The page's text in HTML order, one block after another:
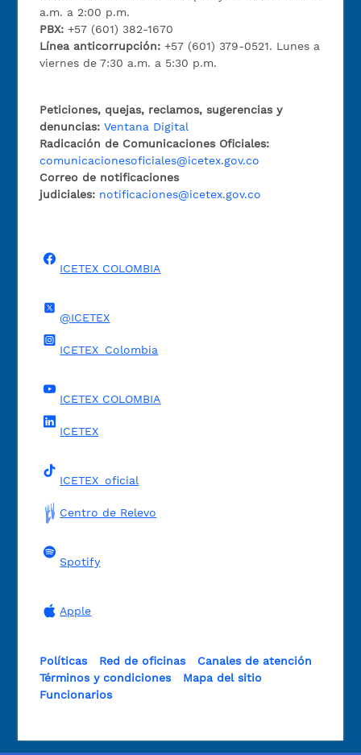
a.m. a 2:00 p.m.
PBX:+57 (601) 382-1670
Línea anticorrupción:+57 (601) 379-0521. Lunes a
viernes de 7:30 a.m. a 5:30 p.m.
Peticiones, quejas, reclamos, sugerencias y
denuncias: Ventana Digital
Radicación de Comunicaciones Oficiales:
comunicacionesoficiales@icetex.gov.co
Correo de notificaciones
judiciales: notificaciones@icetex.gov.co
ICETEX COLOMBIA
@ICETEX
ICETEX_Colombia
ICETEX COLOMBIA
ICETEX
ICETEX_oficial
Centro de Relevo
Spotify
Apple
Políticas Red de oficinas
Canales de atención
Términos y condiciones
Mapa del sitio
Funcionarios